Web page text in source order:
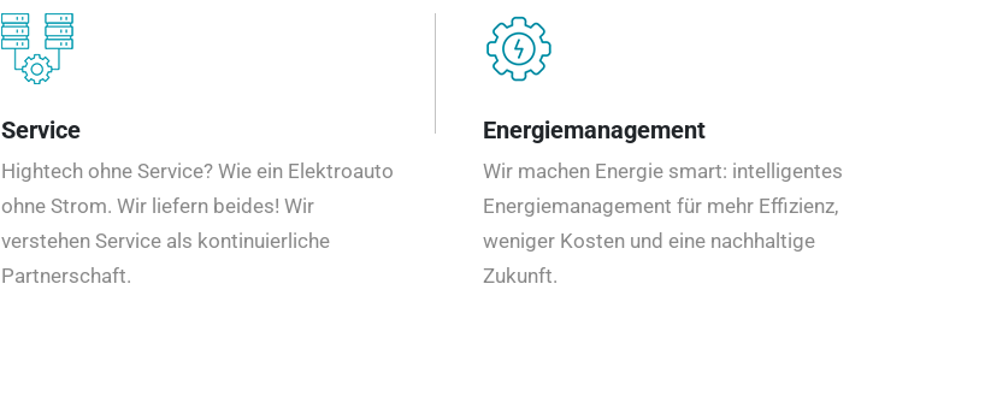
Service
Hightech ohne Service? Wie ein Elektroauto
ohne Strom. Wir liefern beides! Wir
verstehen Service als kontinuierliche
Partnerschaft.
Energiemanagement
Wir machen Energie smart: intelligentes
Energiemanagement für mehr Effizienz,
weniger Kosten und eine nachhaltige
Zukunft.